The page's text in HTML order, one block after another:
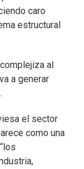
caro
estructural
al
a generar
el sector
como una